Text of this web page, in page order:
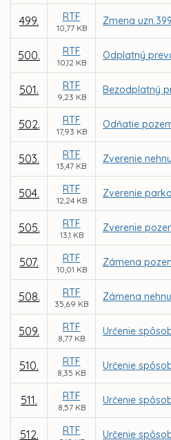
499. RTF
10,77 KB
Zmena
500. RTF
10,12 KB
Odplatný
501. RTF
9,23 KB
Bezodplatný
502. RTF
17,93 KB
Odňatie
503. RTF
13,47 KB
Zverenie
504. RTF
12,24 KB
Zverenie
505. RTF
13,1 KB
Zverenie
507. RTF
10,01 KB
Zámena
508. RTF
35,69 KB
Zámena
509. RTF
8,77 KB
Určenie
510. RTF
8,35 KB
Určenie
511. RTF
8,57 KB
Určenie
512. RTF Určenie